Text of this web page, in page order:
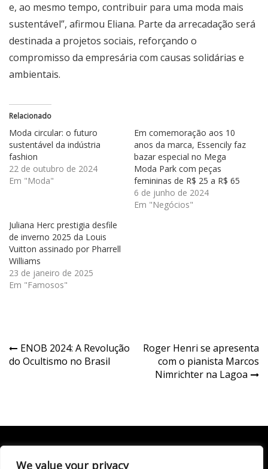
We value your privacy
e, ao mesmo tempo, contribuir para uma moda mais
sustentável”, afirmou Eliana. Parte da arrecadação será
destinada a projetos sociais, reforçando o
compromisso da empresária com causas solidárias e
ambientais.
Relacionado
Moda circular: o futuro
sustentável da indústria
fashion
22 de outubro de 2024
Em "Moda"
Em comemoração aos 10
anos da marca, Essencily faz
bazar especial no Mega
Moda Park com peças
femininas de R$ 25 a R$ 65
6 de junho de 2024
Em "Negócios"
Juliana Herc prestigia desfile
de inverno 2025 da Louis
Vuitton assinado por Pharrell
Williams
23 de janeiro de 2025
Em "Famosos"
Navegação
de
ENOB 2024: A Revolução
do Ocultismo no Brasil
Roger Henri se apresenta
com o pianista Marcos
Nimrichter na Lagoa